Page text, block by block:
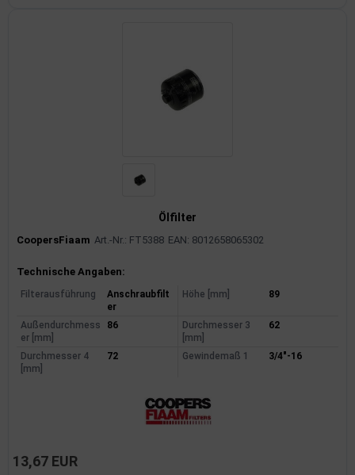
Ölfilter
CoopersFiaam Art.-Nr.: FT5388 EAN: 8012658065302
Produktinformationen
Technische Angaben:
Filterausführung
Anschraubfilt
er
Höhe [mm] 89
Außendurchmess
er [mm]
86
Durchmesser 3
[mm]
62
Durchmesser 4
[mm]
72 Gewindemaß 1 3/4"-16
13,67 EUR